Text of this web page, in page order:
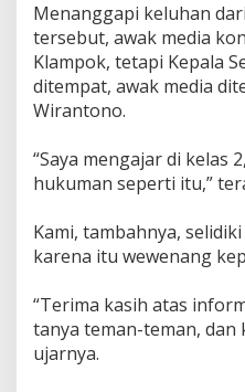
Menanggapi keluhan
tersebut, awak media
Klampok, tetapi Kepala
ditempat, awak media
Wirantono.
“Saya mengajar di kelas
hukuman seperti itu,”
Kami, tambahnya,
karena itu wewenang
“Terima kasih atas
tanya teman-teman, dan
ujarnya.